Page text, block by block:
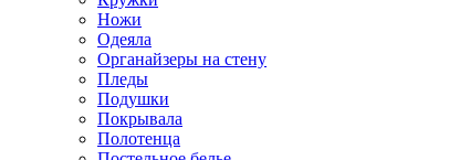
Ножи
Одеяла
Органайзеры на стену
Пледы
Подушки
Покрывала
Полотенца